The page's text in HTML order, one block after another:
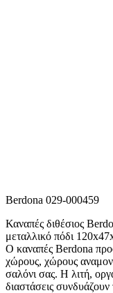
Berdona 029-000459
Καναπές διθέσιος
μεταλλικό πόδι
Ο καναπές Berdona
χώρους, χώρους
σαλόνι σας. Η λιτή,
διαστάσεις